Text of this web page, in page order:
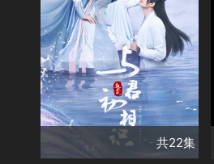
73 74 75
共22集
演員
迪麗熱巴 任嘉倫
類別
古裝及歷史劇
甜寵愛情❤️
精彩陸劇
共22集